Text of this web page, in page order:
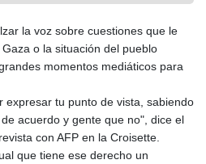
la voz sobre cuestiones que le
o la situación del pueblo
momentos mediáticos para
expresar tu punto de vista, sabiendo
acuerdo y gente que no", dice el
con AFP en la Croisette.
que tiene ese derecho un